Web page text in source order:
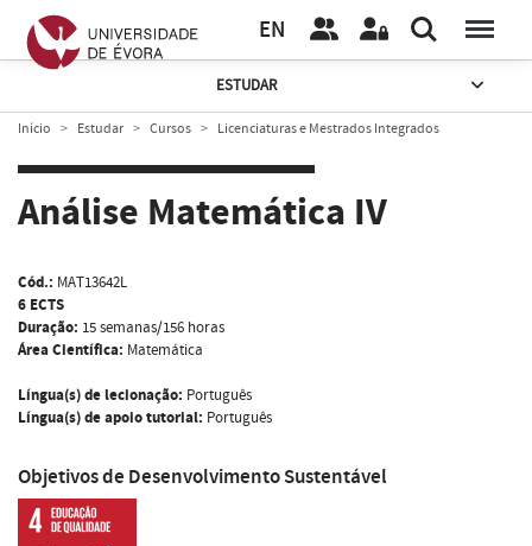
EN
ESTUDAR
Início Estudar Cursos Licenciaturas e Mestrados Integrados
Análise Matemática IV
Cód.: MAT13642L
6 ECTS
Duração: 15 semanas/156 horas
Área Científica: Matemática
Língua(s) de lecionação: Português
Língua(s) de apoio tutorial: Português
Objetivos de Desenvolvimento Sustentável